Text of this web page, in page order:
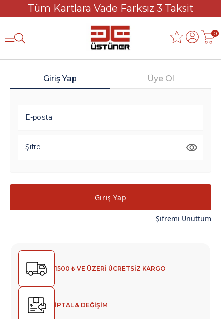
Tüm Kartlara Vade Farksız 3 Taksit
0
Giriş Yap Üye Ol
E-posta
Şifre
Giriş Yap
Şifremi Unuttum
1500 ₺ VE ÜZERİ ÜCRETSİZ KARGO
İPTAL & DEĞİŞİM